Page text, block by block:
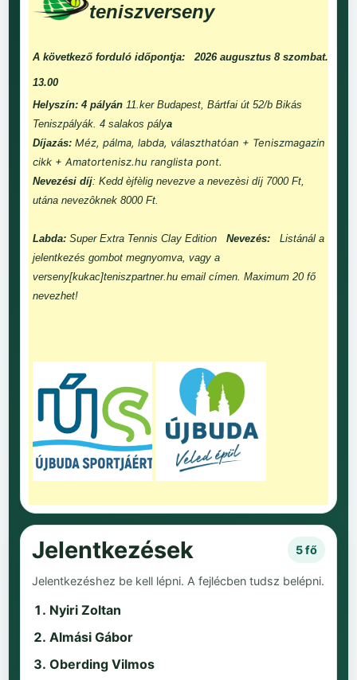
teniszverseny
A következő forduló időpontja: 2026 augusztus 8 szombat.
13.00
Helyszín: 4 pályán 11.ker Budapest, Bártfai út 52/b Bikás
Teniszpályák. 4 salakos pálya
Díjazás: Méz, pálma, labda, választhatóan + Teniszmagazin
cikk + Amatortenisz.hu ranglista pont.
Nevezési díj: Kedd èjfèlig nevezve a nevezèsi díj 7000 Ft,
utána nevezôknek 8000 Ft.
Labda: Super Extra Tennis Clay Edition Nevezés:
Listánál a
jelentkezés gombot megnyomva, vagy a
verseny[kukac]teniszpartner.hu email címen. Maximum 20 fő
nevezhet!
Jelentkezések 5 fő
Jelentkezéshez be kell lépni. A fejlécben tudsz belépni.
Nyiri Zoltan
Almási Gábor
Oberding Vilmos